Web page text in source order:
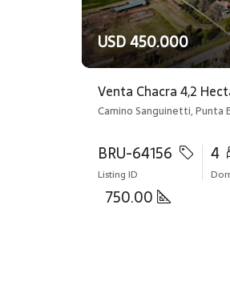
USD 450.000
Camino Sanguinetti, Punta
BRU-64156
Listing ID
4
750.00